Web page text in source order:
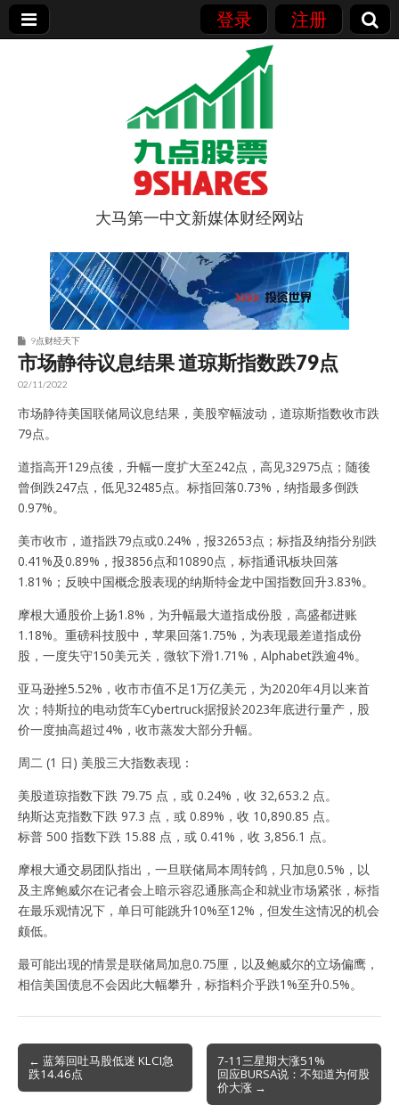
登录 注册
9点股票
大马第一中文新媒体财经网站
9点财经天下
市场静待议息结果 道琼斯指数跌79点
02/11/2022
市场静待美国联储局议息结果，美股窄幅波动，道琼斯指数收市跌
79点。
道指高开129点後，升幅一度扩大至242点，高见32975点；随後
曾倒跌247点，低见32485点。标指回落0.73%，纳指最多倒跌
0.97%。
美市收市，道指跌79点或0.24%，报32653点；标指及纳指分别跌
0.41%及0.89%，报3856点和10890点，标指通讯板块回落
1.81%；反映中国概念股表现的纳斯特金龙中国指数回升3.83%。
摩根大通股价上扬1.8%，为升幅最大道指成份股，高盛都进账
1.18%。重磅科技股中，苹果回落1.75%，为表现最差道指成份
股，一度失守150美元关，微软下滑1.71%，Alphabet跌逾4%。
亚马逊挫5.52%，收市市值不足1万亿美元，为2020年4月以来首
次；特斯拉的电动货车Cybertruck据报於2023年底进行量产，股
价一度抽高超过4%，收市蒸发大部分升幅。
周二 (1 日) 美股三大指数表现：
美股道琼指数下跌 79.75 点，或 0.24%，收 32,653.2 点。
纳斯达克指数下跌 97.3 点，或 0.89%，收 10,890.85 点。
标普 500 指数下跌 15.88 点，或 0.41%，收 3,856.1 点。
摩根大通交易团队指出，一旦联储局本周转鸽，只加息0.5%，以
及主席鲍威尔在记者会上暗示容忍通胀高企和就业市场紧张，标指
在最乐观情况下，单日可能跳升10%至12%，但发生这情况的机会
颇低。
最可能出现的情景是联储局加息0.75厘，以及鲍威尔的立场偏鹰，
相信美国债息不会因此大幅攀升，标指料介乎跌1%至升0.5%。
Post
navigation
← 蓝筹回吐马股低迷 KLCI急
跌14.46点
7-11三星期大涨51%
回应BURSA说：不知道为何股
价大涨 →